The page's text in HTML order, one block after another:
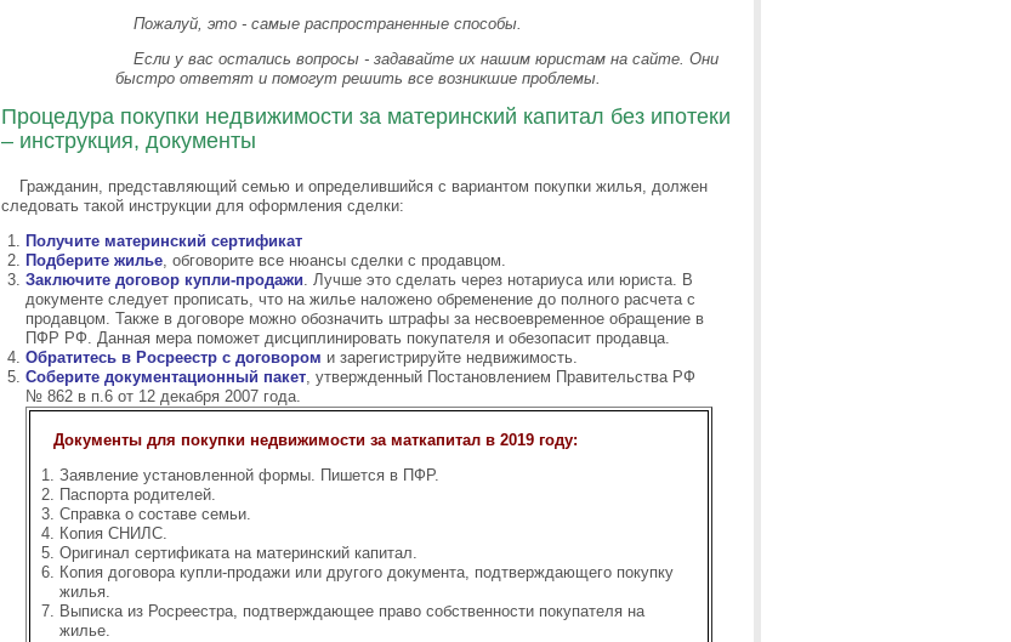
Пожалуй, это - самые распространенные способы.
Если у вас остались вопросы - задавайте их нашим юристам на сайте. Они
быстро ответят и помогут решить все возникшие проблемы.
Процедура покупки недвижимости за материнский капитал без ипотеки
– инструкция, документы
Гражданин, представляющий семью и определившийся с вариантом покупки жилья, должен
следовать такой инструкции для оформления сделки:
Получите материнский сертификат
Подберите жилье, обговорите все нюансы сделки с продавцом.
Заключите договор купли-продажи. Лучше это сделать через нотариуса или юриста. В
документе следует прописать, что на жилье наложено обременение до полного расчета с
продавцом. Также в договоре можно обозначить штрафы за несвоевременное обращение в
ПФР РФ. Данная мера поможет дисциплинировать покупателя и обезопасит продавца.
Обратитесь в Росреестр с договором и зарегистрируйте недвижимость.
Соберите документационный пакет, утвержденный Постановлением Правительства РФ
№ 862 в п.6 от 12 декабря 2007 года.
Документы для покупки недвижимости за маткапитал в 2019 году:
Заявление установленной формы. Пишется в ПФР.
Паспорта родителей.
Справка о составе семьи.
Копия СНИЛС.
Оригинал сертификата на материнский капитал.
Копия договора купли-продажи или другого документа, подтверждающего покупку
жилья.
Выписка из Росреестра, подтверждающее право собственности покупателя на
жилье.